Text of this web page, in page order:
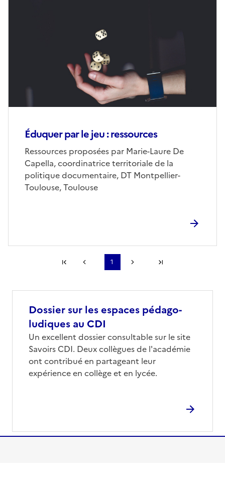
Éduquer par le jeu : ressources
Ressources proposées par Marie-Laure De
Capella, coordinatrice territoriale de la
politique documentaire, DT Montpellier-
Toulouse, Toulouse
Première page
Page précédente
1
Page suivanteDernière page
Dossier sur les espaces pédago-
ludiques au CDI
Un excellent dossier consultable sur le site
Savoirs CDI. Deux collègues de l'académie
ont contribué en partageant leur
expérience en collège et en lycée.